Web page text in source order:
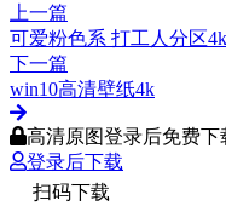
上一篇
可爱粉色系 打工人分区
下一篇
win10高清壁纸4k
高清原图登录后免费下
登录后下载
扫码下载